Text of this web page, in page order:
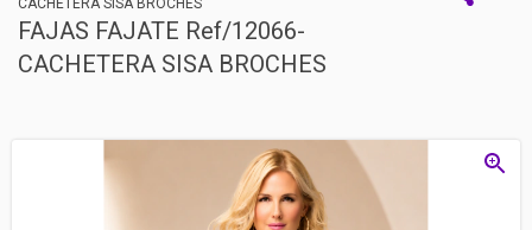
CACHETERA SISA BROCHES
FAJAS FAJATE Ref/12066-
CACHETERA SISA BROCHES